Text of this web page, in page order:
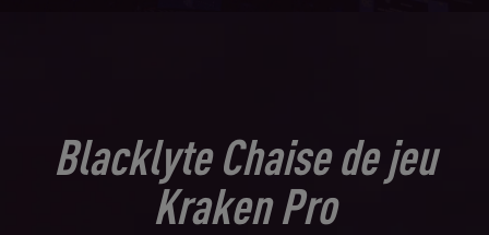
Blacklyte Chaise de jeu
Kraken Pro